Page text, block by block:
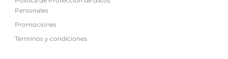
Personales
Promociones
Términos y condiciones